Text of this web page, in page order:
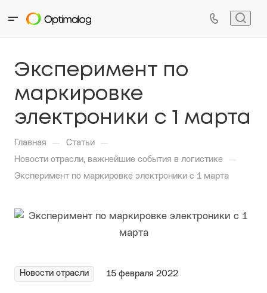
Эксперимент по
маркировке
электроники с 1 марта
Главная — Статьи —
Новости отрасли, важнейшие события в логистике —
Эксперимент по маркировке электроники с 1 марта
Новости отрасли 15 февраля 2022